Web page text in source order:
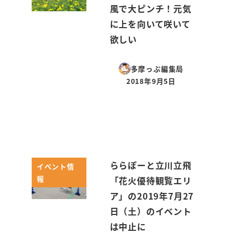
風で大ピンチ！元気
に上を向いて咲いて
欲しい
多摩っぷ編集局
投稿日
2018年9月5日
イベント情
報
ららぽーと立川立飛
「花火優待観覧エリ
ア」の2019年7月27
日（土）のイベント
は中止に